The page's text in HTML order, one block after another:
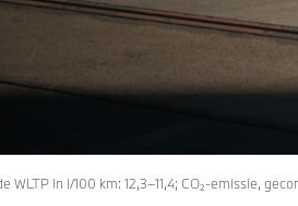
in l/100 km: 12,3–11,4; CO₂-emissie,